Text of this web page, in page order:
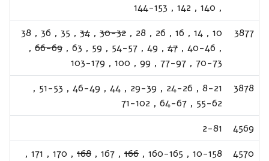
,
140
,
142
,
144-153
3877
10
,
14
,
16
,
26
,
28
,
30-32
,
34
,
35
,
36
,
38
,
40-46
,
47
,
49
,
54-57
,
59
,
63
,
66-69
,
70-73
,
77-97
,
99
,
100
,
103-179
3878
8-21
,
24-26
,
29-39
,
44
,
46-49
,
51-53
,
55-62
,
64-67
,
71-102
4569
2-81
4570
10-158
,
160-165
,
166
,
167
,
168
,
170
,
171
,